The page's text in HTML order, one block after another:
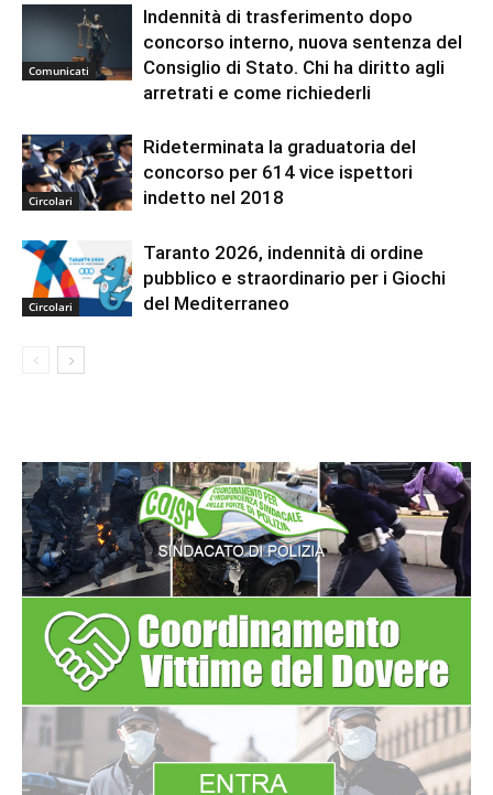
Comunicati
Indennità di trasferimento dopo
concorso interno, nuova sentenza del
Consiglio di Stato. Chi ha diritto agli
arretrati e come richiederli
Circolari
Rideterminata la graduatoria del
concorso per 614 vice ispettori
indetto nel 2018
Circolari
Taranto 2026, indennità di ordine
pubblico e straordinario per i Giochi
del Mediterraneo